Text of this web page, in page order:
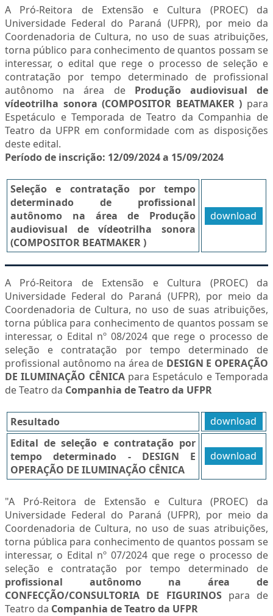
A Pró-Reitora de Extensão e Cultura (PROEC) da
Universidade Federal do Paraná (UFPR), por meio da
Coordenadoria de Cultura, no uso de suas atribuições,
torna público para conhecimento de quantos possam se
interessar, o edital que rege o processo de seleção e
contratação por tempo determinado de profissional
autônomo na área de Produção audiovisual de
vídeotrilha sonora (COMPOSITOR BEATMAKER ) para
Espetáculo e Temporada de Teatro da Companhia de
Teatro da UFPR em conformidade com as disposições
deste edital.
Período de inscrição: 12/09/2024 a 15/09/2024
Seleção e contratação por tempo
determinado de profissional
autônomo na área de Produção
audiovisual de vídeotrilha sonora
(COMPOSITOR BEATMAKER )
download
A Pró-Reitora de Extensão e Cultura (PROEC) da
Universidade Federal do Paraná (UFPR), por meio da
Coordenadoria de Cultura, no uso de suas atribuições,
torna pública para conhecimento de quantos possam se
interessar, o Edital nº 08/2024 que rege o processo de
seleção e contratação por tempo determinado de
profissional autônomo na área de DESIGN E OPERAÇÃO
DE ILUMINAÇÃO CÊNICApara Espetáculo e Temporada
de Teatro da Companhia de Teatro da UFPR
Resultado
download
Edital de seleção e contratação por
tempo determinado - DESIGN E
OPERAÇÃO DE ILUMINAÇÃO CÊNICA
download
"A Pró-Reitora de Extensão e Cultura (PROEC) da
Universidade Federal do Paraná (UFPR), por meio da
Coordenadoria de Cultura, no uso de suas atribuições,
torna pública para conhecimento de quantos possam se
interessar, o Edital nº 07/2024 que rege o processo de
seleção e contratação por tempo determinado de
profissional autônomo na área de
CONFECÇÃO/CONSULTORIA DE FIGURINOSpara de
Teatro da Companhia de Teatro da UFPR